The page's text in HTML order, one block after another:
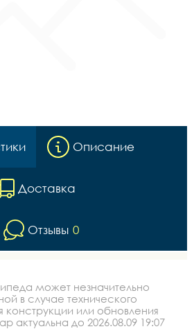
Описание
Доставка
Отзывы 0
может незначительно
в случае технического
или обновления
актуальна до 2026.08.09 19:07